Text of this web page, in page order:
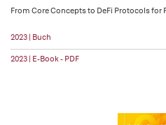
From Core Concepts to DeFi Protocols for
2023 | Buch
2023 | E-Book - PDF